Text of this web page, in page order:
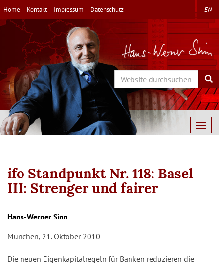
Direkt
zum
Inhalt
Home Kontakt Impressum Datenschutz EN
Search
ifo Standpunkt Nr. 118: Basel
III: Strenger und fairer
Autor/en
Hans-Werner Sinn
München, 21. Oktober 2010
Die neuen Eigenkapitalregeln für Banken reduzieren die